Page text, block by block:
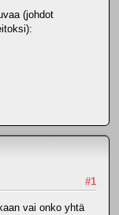
(johdot
#1
vai onko yhtä